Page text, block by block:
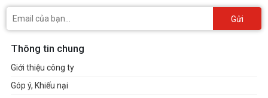
Gửi
Thông tin chung
Giới thiệu công ty
Góp ý, Khiếu nại